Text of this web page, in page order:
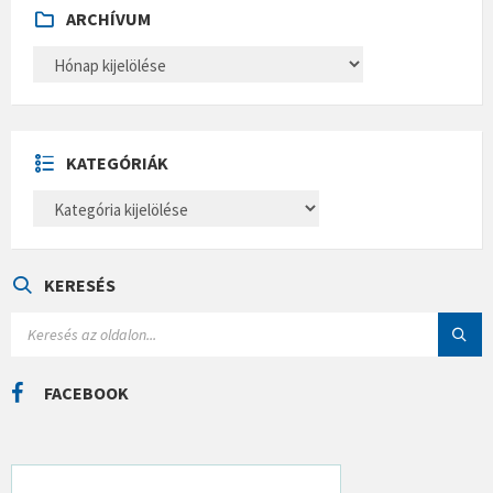
ARCHÍVUM
H
U
M
KATEGÓRIÁK
E
Á
KERESÉS
C
H
FACEBOOK